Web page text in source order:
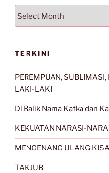
TERKINI
PEREMPUAN,
LAKI-LAKI
Di Balik Nama Kafka dan
KEKUATAN NARASI-
MENGENANG ULANG
TAKJUB